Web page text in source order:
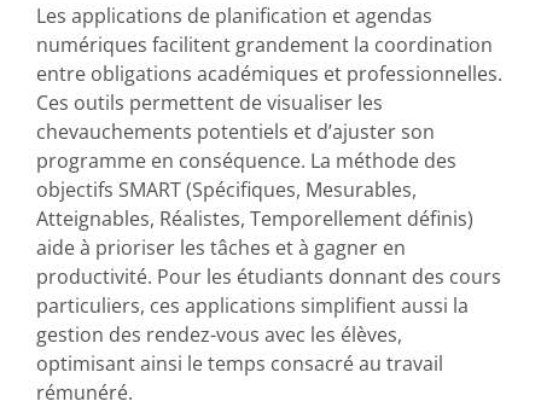
Les applications de planification et agendas
numériques facilitent grandement la coordination
entre obligations académiques et professionnelles.
Ces outils permettent de visualiser les
chevauchements potentiels et d’ajuster son
programme en conséquence. La méthode des
objectifs SMART (Spécifiques, Mesurables,
Atteignables, Réalistes, Temporellement définis)
aide à prioriser les tâches et à gagner en
productivité. Pour les étudiants donnant des cours
particuliers, ces applications simplifient aussi la
gestion des rendez-vous avec les élèves,
optimisant ainsi le temps consacré au travail
rémunéré.